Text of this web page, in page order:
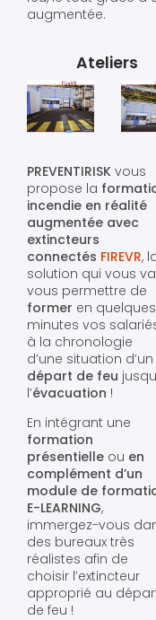
augmentée.
Ateliers
PREVENTIRISK vous
propose la
incendie en réalité
augmentée avec
extincteurs
connectés FIREVR,
solution qui vous va
vous permettre de
former en quelques
minutes vos
à la chronologie
d’une situation d’un
départ de feu
l’évacuation !
En intégrant une
formation
présentielle ou en
complément d’un
module de
E-LEARNING,
immergez-vous
des bureaux très
réalistes afin de
choisir l’extincteur
approprié au
de feu !